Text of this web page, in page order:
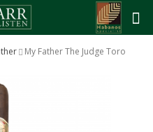
My Father The Judge Toro